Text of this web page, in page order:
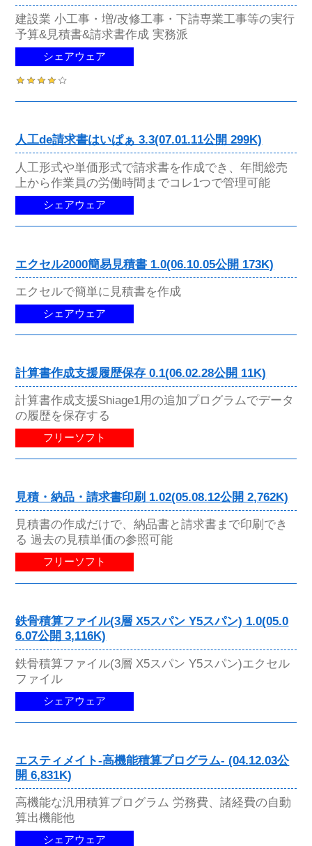
建設業 小工事・増/改修工事・下請専業工事等の実行
予算&見積書&請求書作成 実務派
シェアウェア
人工de請求書はいぱぁ 3.3(07.01.11公開 299K)
人工形式や単価形式で請求書を作成でき、年間総売
上から作業員の労働時間までコレ1つで管理可能
シェアウェア
エクセル2000簡易見積書 1.0(06.10.05公開 173K)
エクセルで簡単に見積書を作成
シェアウェア
計算書作成支援履歴保存 0.1(06.02.28公開 11K)
計算書作成支援Shiage1用の追加プログラムでデータ
の履歴を保存する
フリーソフト
見積・納品・請求書印刷 1.02(05.08.12公開 2,762K)
見積書の作成だけで、納品書と請求書まで印刷でき
る 過去の見積単価の参照可能
フリーソフト
鉄骨積算ファイル(3層 X5スパン Y5スパン) 1.0(05.0
6.07公開 3,116K)
鉄骨積算ファイル(3層 X5スパン Y5スパン)エクセル
ファイル
シェアウェア
エスティメイト-高機能積算プログラム- (04.12.03公
開 6,831K)
高機能な汎用積算プログラム 労務費、諸経費の自動
算出機能他
シェアウェア